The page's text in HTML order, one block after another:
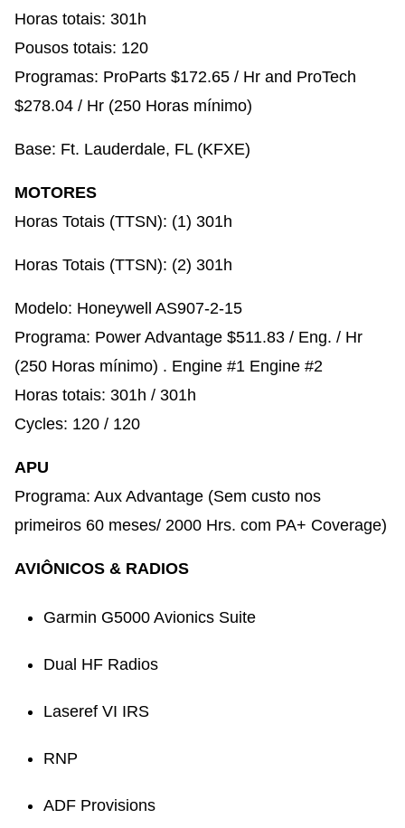
Horas totais: 301h​
Pousos totais: 120​
Programas: ProParts $172.65 / Hr and ProTech
$278.04 / Hr (250 Horas mínimo)​
Base: Ft. Lauderdale, FL (KFXE)
MOTORES
Horas Totais (TTSN): (1) 301h
Horas Totais (TTSN): (2) 301h
Modelo: Honeywell AS907-2-15​
Programa: Power Advantage $511.83 / Eng. / Hr
(250 Horas mínimo) . Engine #1 Engine #2​
Horas totais: 301h / 301h​
Cycles: 120 / 120​
APU
Programa: Aux Advantage (Sem custo nos
primeiros 60 meses/ 2000 Hrs. com PA+ Coverage)​
AVIÔNICOS & RADIOS
Garmin G5000 Avionics Suite​
Dual HF Radios​
Laseref VI IRS​
RNP​
ADF Provisions​